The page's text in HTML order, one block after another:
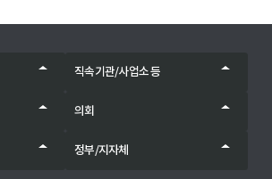
직속기관/사업소 등
의회
정부/지자체